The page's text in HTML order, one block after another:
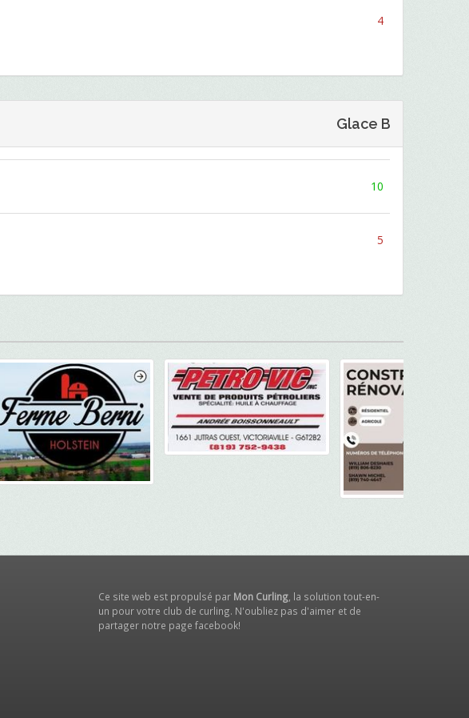
4
Glace B
10
5
Ce site web est propulsé par Mon Curling, la solution tout-en-
un pour votre club de curling. N'oubliez pas d'aimer et de
partager notre page facebook!